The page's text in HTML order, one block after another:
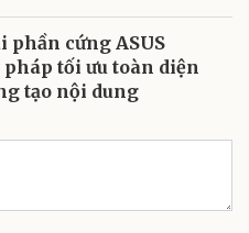
phần cứng ASUS
tối ưu toàn diện
tạo nội dung